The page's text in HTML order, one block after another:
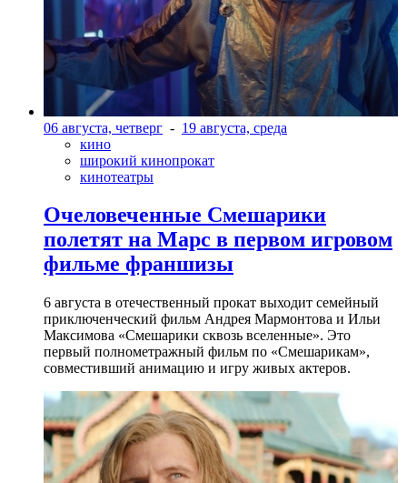
06 августа, четверг - 19 августа, среда
кино
широкий кинопрокат
кинотеатры
Очеловеченные Смешарики
полетят на Марс в первом игровом
фильме франшизы
6 августа в отечественный прокат выходит семейный
приключенческий фильм Андрея Мармонтова и Ильи
Максимова «Смешарики сквозь вселенные». Это
первый полнометражный фильм по «Смешарикам»,
совместивший анимацию и игру живых актеров.